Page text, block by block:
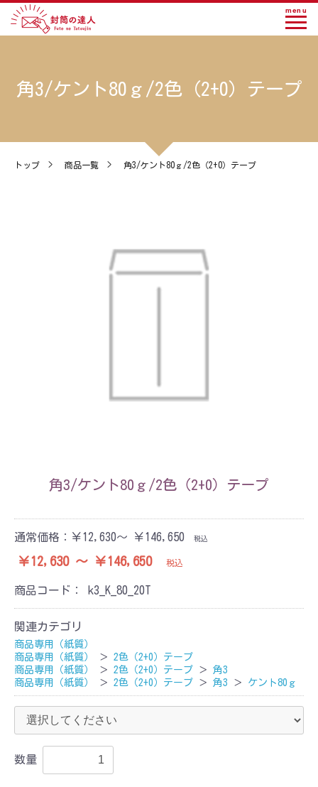
menu
角3/ケント80ｇ/2色（2+0）テープ
トップ > 商品一覧 > 角3/ケント80ｇ/2色（2+0）テープ
角3/ケント80ｇ/2色（2+0）テープ
通常価格： ￥12,630～ ￥146,650 税込
￥12,630 ～ ￥146,650 税込
商品コード： k3_K_80_20T
関連カテゴリ
商品専用（紙質）
商品専用（紙質）
＞
2色（2+0）テープ
商品専用（紙質）
＞ 2色（2+0）テープ ＞
角3
商品専用（紙質）
＞ 2色（2+0）テープ ＞ 角3 ＞ ケント80ｇ
数量